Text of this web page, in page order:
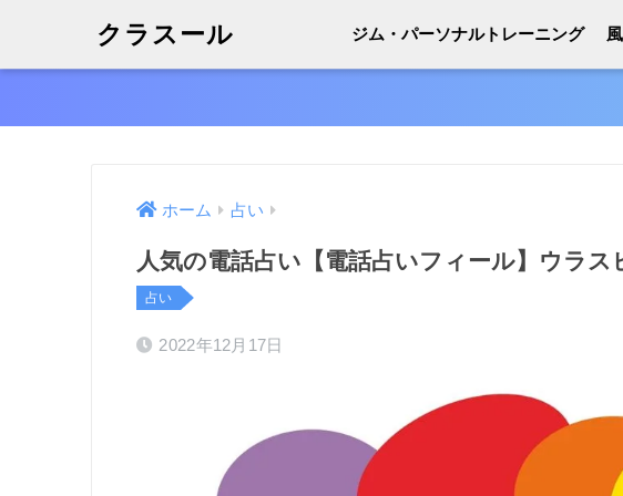
クラスール ジム・パーソナルトレーニング
ホーム 占い
人気の電話占い【電話占いフィール】ウラス
占い
2022年12月17日